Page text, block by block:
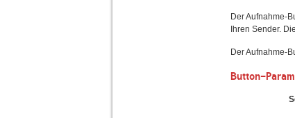
Der Aufnahme-
Ihren Sender.
Der Aufnahme-
Button-